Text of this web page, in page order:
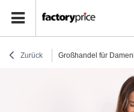
Zurück Großhandel für